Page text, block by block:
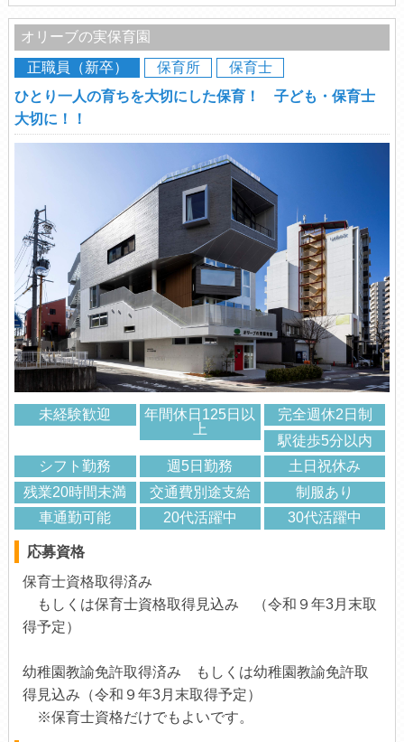
オリーブの実保育園
正職員（新卒）
保育所
保育士
ひとり一人の育ちを大切にした保育！ 子ども・保育士
大切に！！
未経験歓迎
年間休日125日以
上
完全週休2日制
駅徒歩5分以内
シフト勤務
週5日勤務
土日祝休み
残業20時間未満
交通費別途支給
制服あり
車通勤可能
20代活躍中 30代活躍中
応募資格
保育士資格取得済み
もしくは保育士資格取得見込み （令和９年3月末取
得予定）
幼稚園教諭免許取得済み もしくは幼稚園教諭免許取
得見込み（令和９年3月末取得予定）
※保育士資格だけでもよいです。